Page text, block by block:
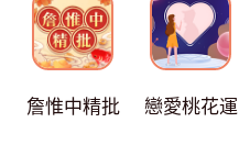
詹惟中精批 戀愛桃花運